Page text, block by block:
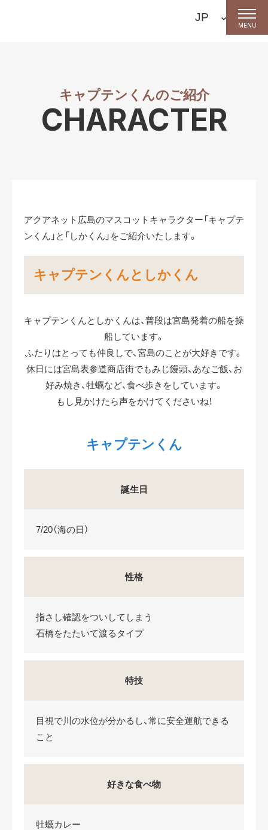
MENU
キャプテンくんのご紹介
CHARACTER
アクアネット広島のマスコットキャラクター「キャプテ
ンくん」と「しかくん」をご紹介いたします。
キャプテンくんとしかくん
キャプテンくんとしかくんは、普段は宮島発着の船を操
船しています。
ふたりはとっても仲良しで、宮島のことが大好きです。
休日には宮島表参道商店街でもみじ饅頭、あなご飯、お
好み焼き、牡蠣など、食べ歩きをしています。
もし見かけたら声をかけてくださいね！
キャプテンくん
誕生日
7/20（海の日）
性格
指さし確認をついしてしまう
石橋をたたいて渡るタイプ
特技
目視で川の水位が分かるし、常に安全運航できる
こと
好きな食べ物
牡蠣カレー